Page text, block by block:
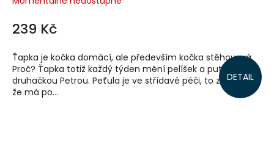
239 Kč
DETAIL
Ťapka je kočka domácí, ale především kočka stěhovavá.
Proč? Ťapka totiž každý týden mění pelíšek a putuje s
druhačkou Petrou. Peťula je ve střídavé péči, to znamená,
že má po...